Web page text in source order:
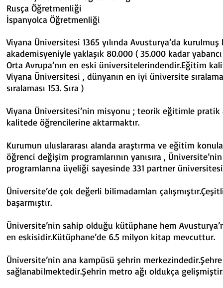
Rusça Öğretmenliği
İspanyolca Öğretmenliği
Viyana Üniversitesi 1365 yılında Avusturya’da
akademisyeniyle yaklaşık 80.000 ( 35.000 kadar
Orta Avrupa’nın en eski üniversitelerindendir.Eğitim
Viyana Üniversitesi , dünyanın en iyi üniversite
sıralaması 153. Sıra )
Viyana Üniversitesi’nin misyonu ; teorik eğitimle
kalitede öğrencilerine aktarmaktır.
Kurumun uluslararası alanda araştırma ve eğitim
öğrenci değişim programlarının yanısıra ,
programlarına üyeliği sayesinde 331 partner üniversitesi
Üniversite’de çok değerli bilimadamları
başarmıştır.
Üniversite’nin sahip olduğu kütüphane hem
en eskisidir.Kütüphane’de 6.5 milyon kitap mevcuttur.
Üniversite’nin ana kampüsü şehrin
sağlanabilmektedir.Şehrin metro ağı oldukça